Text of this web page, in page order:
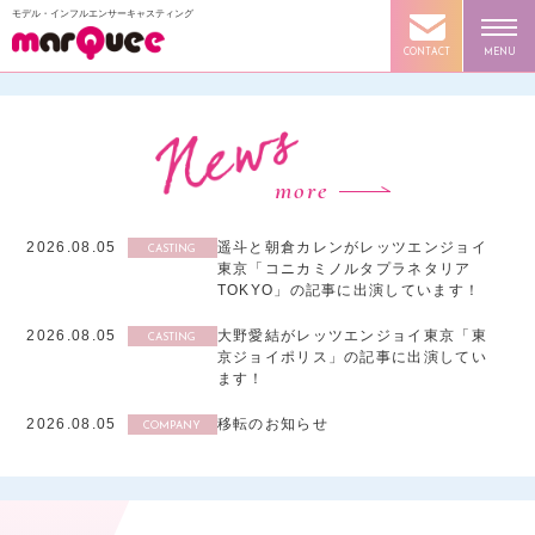
モデル・インフルエンサーキャスティング
CONTACT MENU
more
2026.08.05 CASTING
遥斗と朝倉カレンがレッツエンジョイ
東京「コニカミノルタプラネタリア
TOKYO」の記事に出演しています！
2026.08.05 CASTING
大野愛結がレッツエンジョイ東京「東
京ジョイポリス」の記事に出演してい
ます！
2026.08.05 COMPANY 移転のお知らせ